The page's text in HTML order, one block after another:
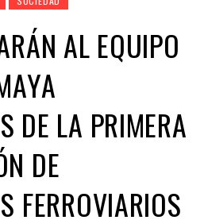
AL EQUIPO
DE LA PRIMERA
DE
FERROVIARIOS